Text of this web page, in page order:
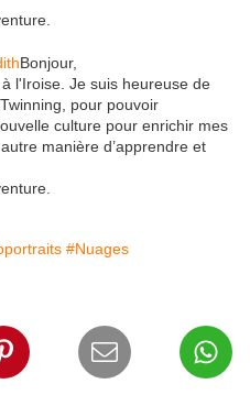
Bonjour,
l'Iroise. Je suis heureuse de
pour pouvoir
culture pour enrichir mes
manière d’apprendre et
#Nuages